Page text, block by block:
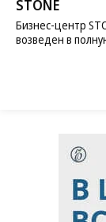
STONE
Бизнес-центр
возведен в